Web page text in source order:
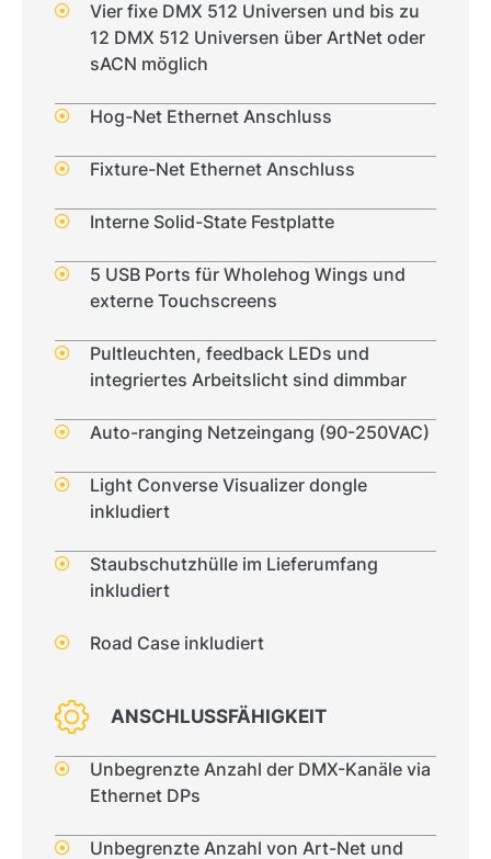
Vier fixe DMX 512 Universen und bis zu
12 DMX 512 Universen über ArtNet oder
sACN möglich
Hog-Net Ethernet Anschluss
Fixture-Net Ethernet Anschluss
Interne Solid-State Festplatte
5 USB Ports für Wholehog Wings und
externe Touchscreens
Pultleuchten, feedback LEDs und
integriertes Arbeitslicht sind dimmbar
Auto-ranging Netzeingang (90-250VAC)
Light Converse Visualizer dongle
inkludiert
Staubschutzhülle im Lieferumfang
inkludiert
Road Case inkludiert
ANSCHLUSSFÄHIGKEIT
Unbegrenzte Anzahl der DMX-Kanäle via
Ethernet DPs
Unbegrenzte Anzahl von Art-Net und